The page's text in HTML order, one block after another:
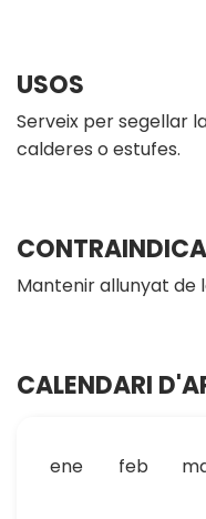
USOS
Serveix per segellar
calderes o estufes.
Mantenir allunyat de
CALENDARI
ene feb